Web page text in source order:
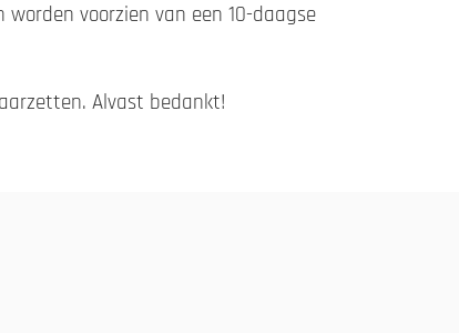
voorzien van een 10-daagse
Alvast bedankt!